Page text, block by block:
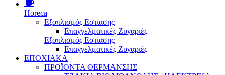
Horeca
Εξοπλισμός Εστίασης
Επαγγελματικές Ζυγαριές
Εξοπλισμός Εστίασης
Επαγγελματικές Ζυγαριές
ΕΠΟΧΙΑΚΑ
ΠΡΟΪΟΝΤΑ ΘΕΡΜΑΝΣΗΣ